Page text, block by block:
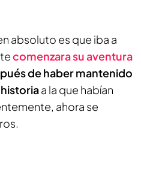
absoluto es que iba a
comenzara su aventura
de haber mantenido
a la que habían
ahora se